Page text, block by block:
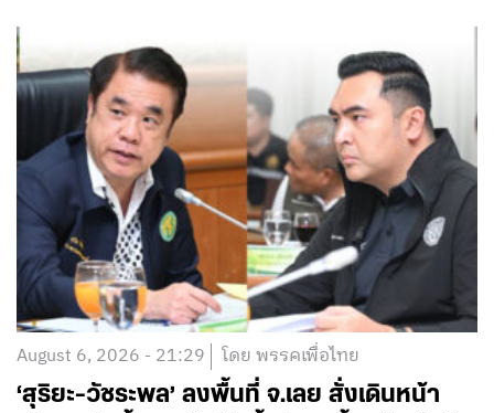
August 6, 2026 - 21:29 โดย พรรคเพื่อไทย
‘สุริยะ-วัชระพล’ ลงพื้นที่ จ.เลย สั่งเดินหน้า